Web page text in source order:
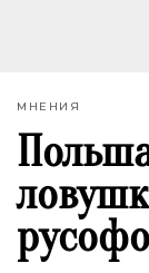
МНЕНИЯ